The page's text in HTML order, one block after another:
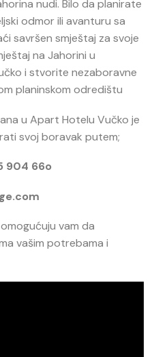
nudi. Bilo da planirate
odmor ili avanturu sa
savršen smještaj za svoje
na Jahorini u
i stvorite nezaboravne
planinskom odredištu
u Apart Hotelu Vučko je
svoj boravak putem;
904 66o
vam da
vašim potrebama i